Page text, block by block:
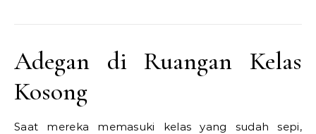
Adegan di Ruangan Kelas
Kosong
Saat mereka memasuki kelas yang sudah sepi,